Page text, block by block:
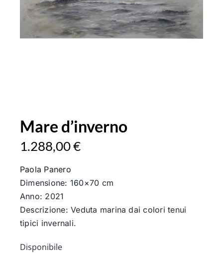
Mare d’inverno
1.288,00€
Paola Panero
Dimensione: 160×70 cm
Anno: 2021
Descrizione: Veduta marina dai colori tenui
tipici invernali.
Disponibile